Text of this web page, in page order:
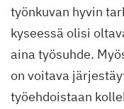
työnkuvan hyvin
kyseessä olisi
aina työsuhde.
on voitava
työehdoistaan